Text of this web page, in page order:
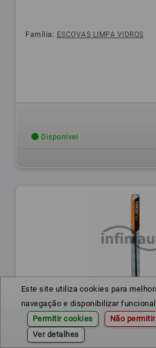
Este site utiliza cookies para
navegação e disponibilizar
Permitir cookies
Não
Ver detalhes
Família: ESCOVAS LIMPA VIDROS
Disponível
FX530
ESCOVA LIMPA PARA-BRISAS 530